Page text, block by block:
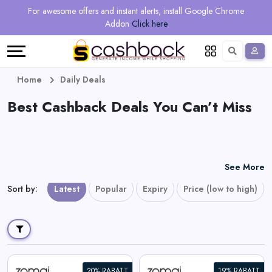
For awesome offers and instant alerts, install Google Chrome
Addon Click here
Regional
Online
Vouchers
Daily
All
Earn
Earn
Earn
Language
Deutsch
Home Daily Deals
Best Cashback Deals You Can’t Miss
See More
Sort by: Latest Popular Expiry Price (low to high)